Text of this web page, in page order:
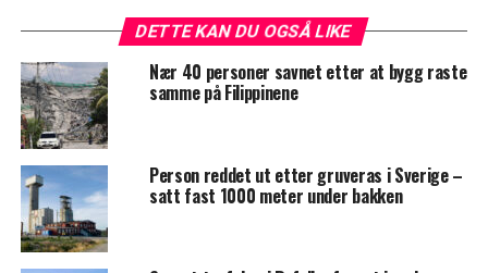
DETTE KAN DU OGSÅ LIKE
Nær 40 personer savnet etter at bygg raste
samme på Filippinene
Person reddet ut etter gruveras i Sverige –
satt fast 1000 meter under bakken